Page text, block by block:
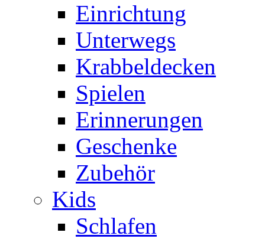
Einrichtung
Unterwegs
Krabbeldecken
Spielen
Erinnerungen
Geschenke
Zubehör
Kids
Schlafen